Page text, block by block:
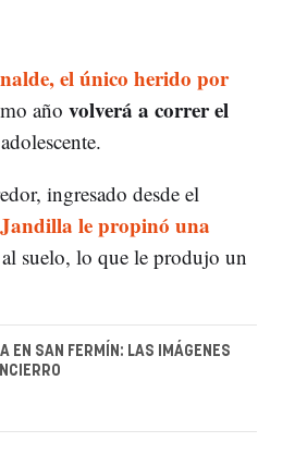
el único herido por
año volverá a correr el
ingresado desde el
le propinó una
suelo, lo que le produjo un
EN SAN FERMÍN: LAS IMÁGENES